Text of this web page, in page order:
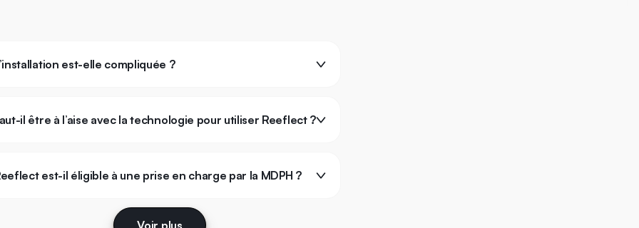
est-elle compliquée ?
il être à l’aise avec la technologie pour utiliser Reeflect ?
est-il éligible à une prise en charge par la MDPH ?